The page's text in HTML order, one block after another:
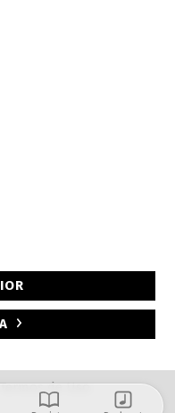
de Uso